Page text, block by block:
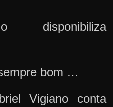
disponibiliza
bom …
Vigiano conta